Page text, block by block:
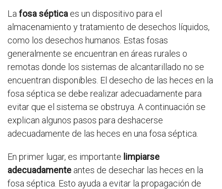
La fosa séptica es un dispositivo para el
almacenamiento y tratamiento de desechos líquidos,
como los desechos humanos. Estas fosas
generalmente se encuentran en áreas rurales o
remotas donde los sistemas de alcantarillado no se
encuentran disponibles. El desecho de las heces en la
fosa séptica se debe realizar adecuadamente para
evitar que el sistema se obstruya. A continuación se
explican algunos pasos para deshacerse
adecuadamente de las heces en una fosa séptica.
En primer lugar, es importante limpiarse
adecuadamente antes de desechar las heces en la
fosa séptica. Esto ayuda a evitar la propagación de